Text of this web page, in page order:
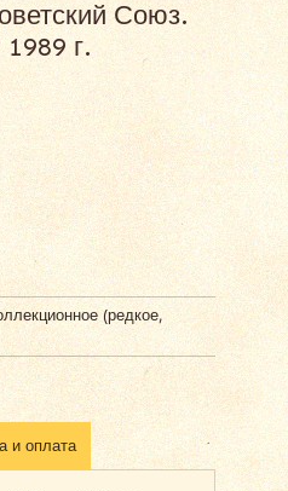
Союз.
г.
(редкое,
и оплата